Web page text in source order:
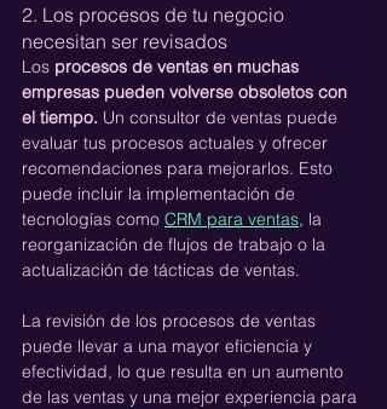
2. Los procesos de tu negocio
necesitan ser revisados
Los procesos de ventas en muchas
empresas pueden volverse obsoletos con
el tiempo. Un consultor de ventas puede
evaluar tus procesos actuales y ofrecer
recomendaciones para mejorarlos. Esto
puede incluir la implementación de
tecnologías como CRM para ventas, la
reorganización de flujos de trabajo o la
actualización de tácticas de ventas.
La revisión de los procesos de ventas
puede llevar a una mayor eficiencia y
efectividad, lo que resulta en un aumento
de las ventas y una mejor experiencia para